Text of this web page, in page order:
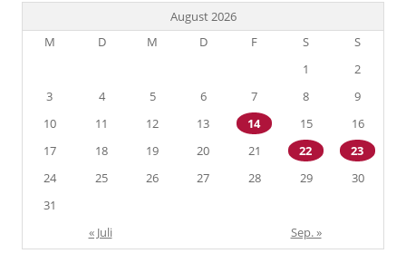
August 2026
M
D M D F S
S
1
2
3
4 5 6 7 8
9
10
11 12 13 14 15
16
17
18 19 20 21 22
23
24
25 26 27 28 29
30
31
« Juli
Sep. »